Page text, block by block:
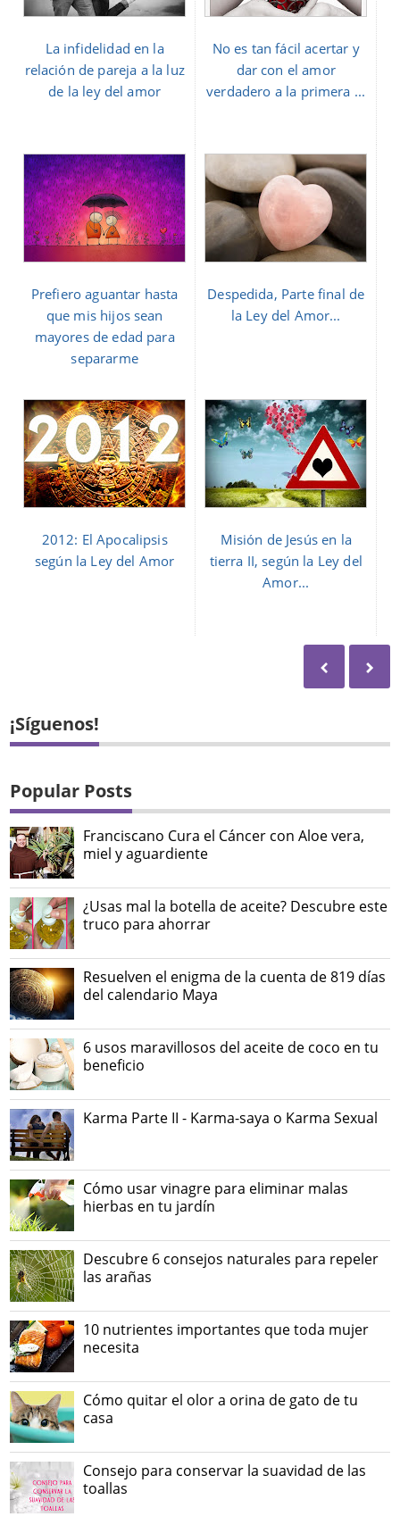
La infidelidad en la
relación de pareja a la luz
de la ley del amor
No es tan fácil acertar y
dar con el amor
verdadero a la primera ...
Prefiero aguantar hasta
que mis hijos sean
mayores de edad para
separarme
Despedida, Parte final de
la Ley del Amor...
2012: El Apocalipsis
según la Ley del Amor
Misión de Jesús en la
tierra II, según la Ley del
Amor...
¡Síguenos!
Popular Posts
Franciscano Cura el Cáncer con Aloe vera,
miel y aguardiente
¿Usas mal la botella de aceite? Descubre este
truco para ahorrar
Resuelven el enigma de la cuenta de 819 días
del calendario Maya
6 usos maravillosos del aceite de coco en tu
beneficio
Karma Parte II - Karma-saya o Karma Sexual
Cómo usar vinagre para eliminar malas
hierbas en tu jardín
Descubre 6 consejos naturales para repeler
las arañas
10 nutrientes importantes que toda mujer
necesita
Cómo quitar el olor a orina de gato de tu
casa
Consejo para conservar la suavidad de las
toallas